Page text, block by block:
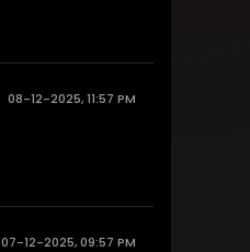
08-12-2025, 11:57 PM
07-12-2025, 09:57 PM